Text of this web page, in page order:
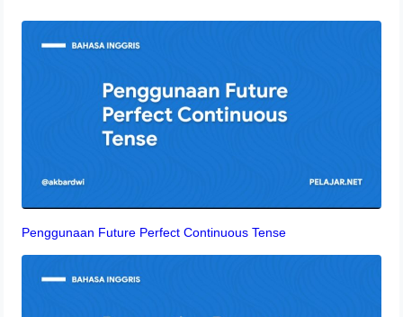
Penggunaan Future Perfect Continuous Tense